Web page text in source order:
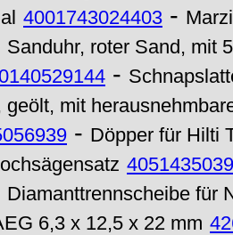
4001743024403 -
Sanduhr, roter Sand, mit
-
geölt, mit
- Döpper für Hilti
Diamanttrennscheibe für
6,3 x 12,5 x 22 mm